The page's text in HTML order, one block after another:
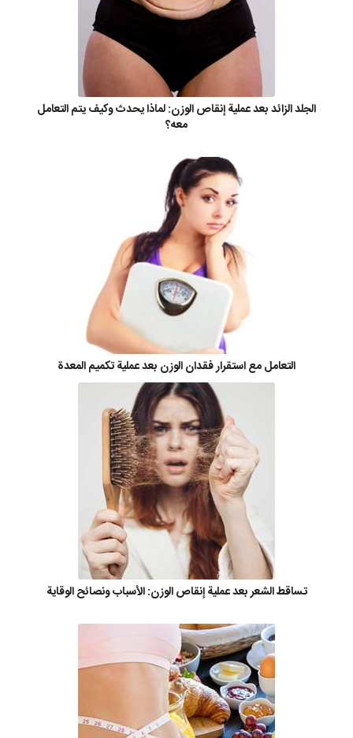
الجلد الزائد بعد عملية إنقاص الوزن: لماذا يحدث وكيف يتم التعامل
معه؟
التعامل مع استقرار فقدان الوزن بعد عملية تكميم المعدة
تساقط الشعر بعد عملية إنقاص الوزن: الأسباب ونصائح الوقاية